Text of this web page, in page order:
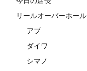
リールオーバーホー
アブ
ダイワ
シマノ